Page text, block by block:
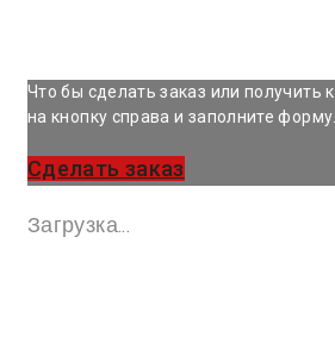
Что бы сделать заказ или получить
на кнопку справа и заполните форму.
Сделать заказ
Загрузка...